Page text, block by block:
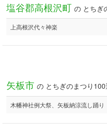
塩谷郡高根沢町 の とちぎ
上高根沢代々神楽
矢板市 の とちぎのまつり
木幡神社例大祭、矢板納涼流し踊り